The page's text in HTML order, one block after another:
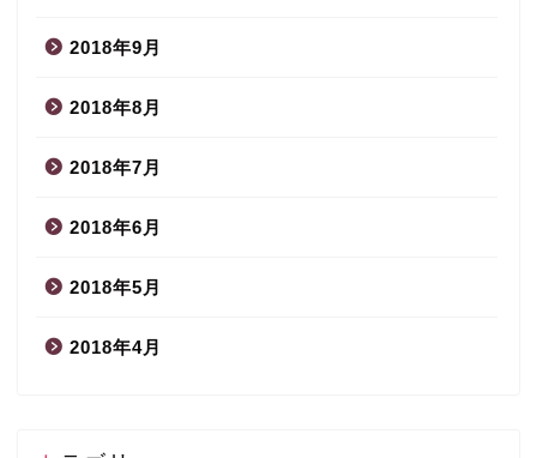
2018年9月
2018年8月
2018年7月
2018年6月
2018年5月
2018年4月